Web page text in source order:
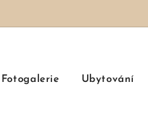
Fotogalerie Ubytování